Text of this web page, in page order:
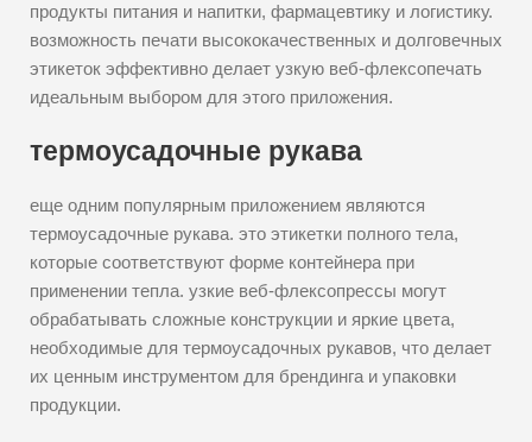
продукты питания и напитки, фармацевтику и логистику.
возможность печати высококачественных и долговечных
этикеток эффективно делает узкую веб-флексопечать
идеальным выбором для этого приложения.
термоусадочные рукава
еще одним популярным приложением являются
термоусадочные рукава. это этикетки полного тела,
которые соответствуют форме контейнера при
применении тепла. узкие веб-флексопрессы могут
обрабатывать сложные конструкции и яркие цвета,
необходимые для термоусадочных рукавов, что делает
их ценным инструментом для брендинга и упаковки
продукции.